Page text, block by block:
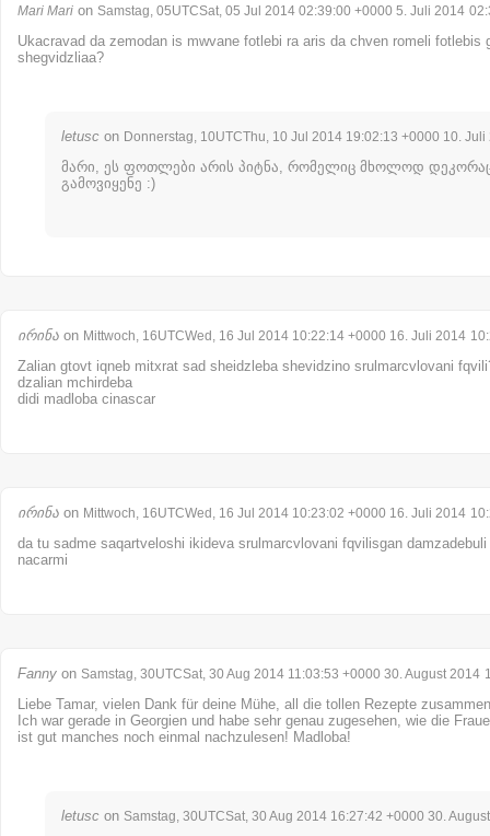
Mari Mari on Samstag, 05UTCSat, 05 Jul 2014 02:39:00 +0000 5. Juli 2014
Ukacravad da zemodan is mwvane fotlebi ra aris da chven romeli fotlebis
shegvidzliaa?
letusc on Donnerstag, 10UTCThu, 10 Jul 2014 19:02:13 +0000 10. Juli
მარი, ეს ფოთლები არის პიტნა, რომელიც მხოლოდ
გამოვიყენე :)
ირინა on Mittwoch, 16UTCWed, 16 Jul 2014 10:22:14 +0000 16. Juli 2014
Zalian gtovt iqneb mitxrat sad sheidzleba shevidzino srulmarcvlovani
dzalian mchirdeba
didi madloba cinascar
ირინა on Mittwoch, 16UTCWed, 16 Jul 2014 10:23:02 +0000 16. Juli 2014
da tu sadme saqartveloshi ikideva srulmarcvlovani fqvilisgan
nacarmi
Fanny on Samstag, 30UTCSat, 30 Aug 2014 11:03:53 +0000 30. August 2014
Liebe Tamar, vielen Dank für deine Mühe, all die tollen Rezepte
Ich war gerade in Georgien und habe sehr genau zugesehen, wie die
ist gut manches noch einmal nachzulesen! Madloba!
letusc on Samstag, 30UTCSat, 30 Aug 2014 16:27:42 +0000 30.